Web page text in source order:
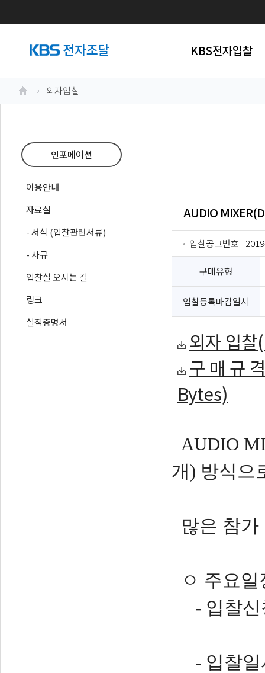
KBS전자입찰
외자입찰
인포메이션
이용안내
자료실
- 서식 (입찰관련서류)
- 사규
입찰실 오시는 길
링크
실적증명서
AUDIO
입찰공고번호
구매유형
입찰등록마감일시
외자 입
구 매 규
Bytes)
AUDIO
개) 방식으
많은 참
ㅇ 주요일
- 입찰
- 입찰일